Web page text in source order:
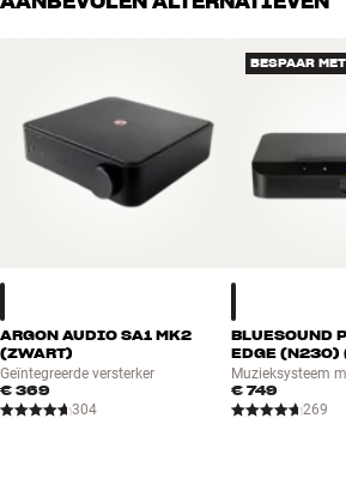
ARGON AUDIO SA1 MK2
(ZWART)
Geïntegreerde versterker
€ 369
304
BESPAAR
BLUESOUND
EDGE (N230)
Muzieksysteem
€ 749
269